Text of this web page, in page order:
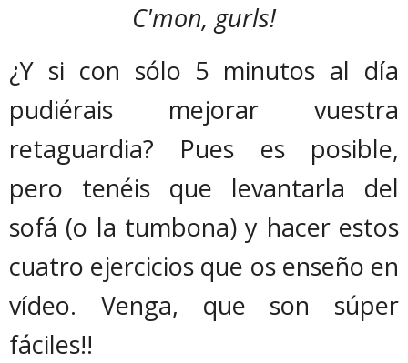
C'mon, gurls!
¿Y si con sólo 5 minutos al día
pudiérais mejorar vuestra
retaguardia? Pues es posible,
pero tenéis que levantarla del
sofá (o la tumbona) y hacer estos
cuatro ejercicios que os enseño en
vídeo. Venga, que son súper
fáciles!!